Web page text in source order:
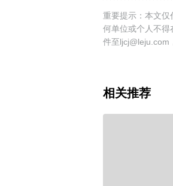
重要提示：本文
何单位或个人不得
件至ljcj@leju.com
相关推荐